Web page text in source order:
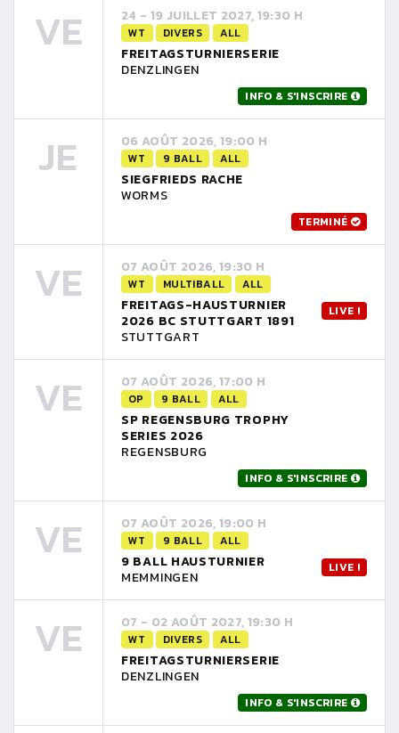
VE 24 - 19 JUILLET 2027, 19:30 H
WT DIVERS ALL
FREITAGSTURNIERSERIE
DENZLINGEN
INFO & S'INSCRIRE
JE 06 AOÛT 2026, 19:00 H
WT 9 BALL ALL
SIEGFRIEDS RACHE
WORMS
TERMINÉ
VE 07 AOÛT 2026, 19:30 H
WT MULTIBALL ALL
FREITAGS-HAUSTURNIER
2026 BC STUTTGART 1891
STUTTGART
LIVE !
VE 07 AOÛT 2026, 17:00 H
OP 9 BALL ALL
SP REGENSBURG TROPHY
SERIES 2026
REGENSBURG
INFO & S'INSCRIRE
VE 07 AOÛT 2026, 19:00 H
WT 9 BALL ALL
9 BALL HAUSTURNIER
MEMMINGEN
LIVE !
VE 07 - 02 AOÛT 2027, 19:30 H
WT DIVERS ALL
FREITAGSTURNIERSERIE
DENZLINGEN
INFO & S'INSCRIRE